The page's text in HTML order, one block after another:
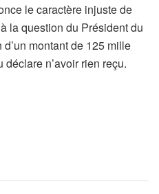
le caractère injuste de
la question du Président du
montant de 125 mille
n’avoir rien reçu.